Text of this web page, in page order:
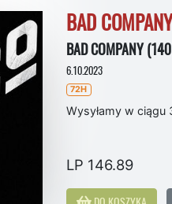
BAD COMPANY
BAD COMPANY
6.10.2023
72H
Wysyłamy w ciągu
LP 146.89